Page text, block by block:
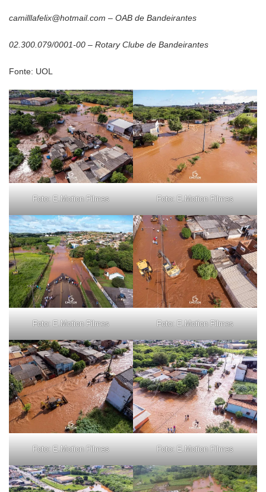
camilllafelix@hotmail.com – OAB de Bandeirantes
02.300.079/0001-00 – Rotary Clube de Bandeirantes
Fonte: UOL
Foto: E.Motion Filmes Foto: E.Motion Filmes
Foto: E.Motion Filmes Foto: E.Motion Filmes
Foto: E.Motion Filmes Foto: E.Motion Filmes